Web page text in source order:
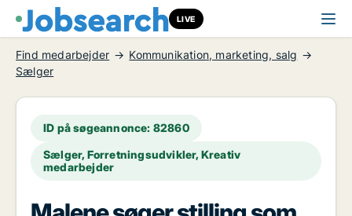
LIVE
Find medarbejder
Kommunikation, marketing, salg
Sælger
ID på søgeannonce: 82860
Sælger, Forretningsudvikler, Kreativ
medarbejder